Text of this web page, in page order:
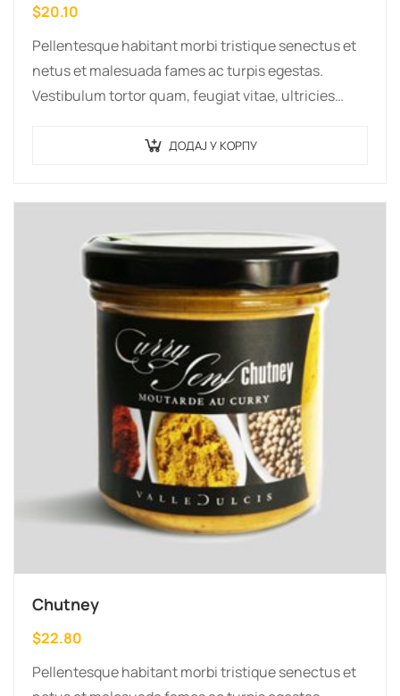
$20.10
Pellentesque habitant morbi tristique senectus et
netus et malesuada fames ac turpis egestas.
Vestibulum tortor quam, feugiat vitae, ultricies
ДОДАЈ У КОРПУ
Chutney
$22.80
Pellentesque habitant morbi tristique senectus et